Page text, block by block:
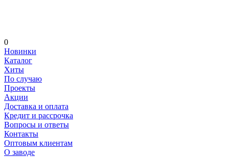
0
Новинки
Каталог
Хиты
По случаю
Проекты
Акции
Доставка и оплата
Кредит и рассрочка
Вопросы и ответы
Контакты
Оптовым клиентам
О заводе